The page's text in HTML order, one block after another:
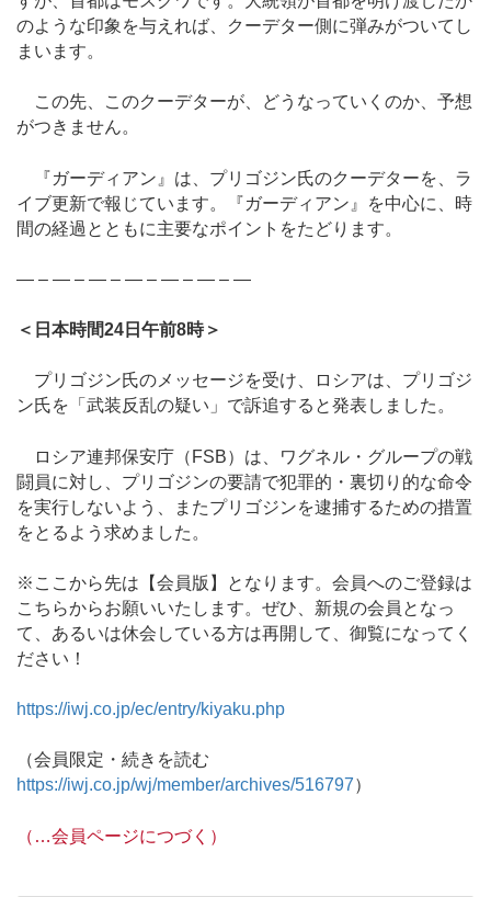
のような印象を与えれば、クーデター側に弾みがついてし
まいます。
この先、このクーデターが、どうなっていくのか、予想
がつきません。
『ガーディアン』は、プリゴジン氏のクーデターを、ラ
イブ更新で報じています。『ガーディアン』を中心に、時
間の経過とともに主要なポイントをたどります。
― – ― – ― – ― – ― – ― – ―
＜日本時間24日午前8時＞
プリゴジン氏のメッセージを受け、ロシアは、プリゴジ
ン氏を「武装反乱の疑い」で訴追すると発表しました。
ロシア連邦保安庁（FSB）は、ワグネル・グループの戦
闘員に対し、プリゴジンの要請で犯罪的・裏切り的な命令
を実行しないよう、またプリゴジンを逮捕するための措置
をとるよう求めました。
※ここから先は【会員版】となります。会員へのご登録は
こちらからお願いいたします。ぜひ、新規の会員となっ
て、あるいは休会している方は再開して、御覧になってく
ださい！
https://iwj.co.jp/ec/entry/kiyaku.php
（会員限定・続きを読む
https://iwj.co.jp/wj/member/archives/516797）
（…会員ページにつづく）